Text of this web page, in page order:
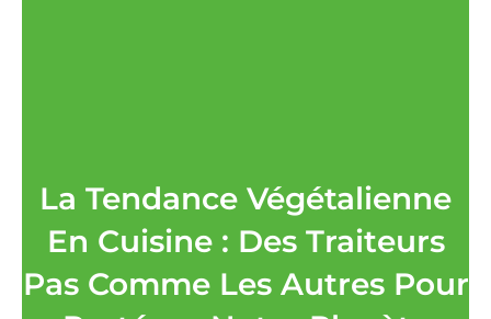
La Tendance Végétalienne
En Cuisine : Des Traiteurs
Pas Comme Les Autres Pour